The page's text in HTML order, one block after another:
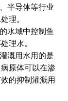
半导体等行业
理。
水域中控制鱼
理水。
溉用水用的是
原体可以在渗
的抑制灌溉用